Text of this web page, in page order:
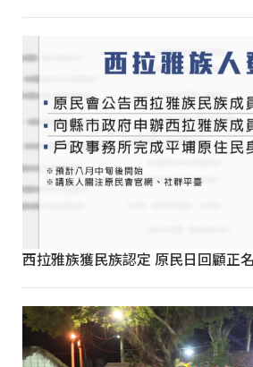
西拉雅族獲民族認定 原民日回顧正